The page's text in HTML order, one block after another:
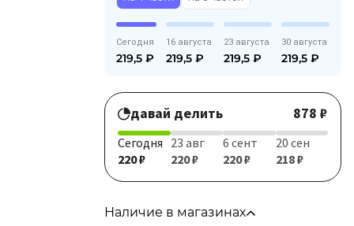
Сегодня
219,5 ₽
16 августа
219,5 ₽
23 августа
219,5 ₽
30 августа
219,5 ₽
давай делить 878 ₽
Сегодня
220 ₽
23 авг
220 ₽
6 сент
220 ₽
20 сен
218 ₽
Наличие в магазинах